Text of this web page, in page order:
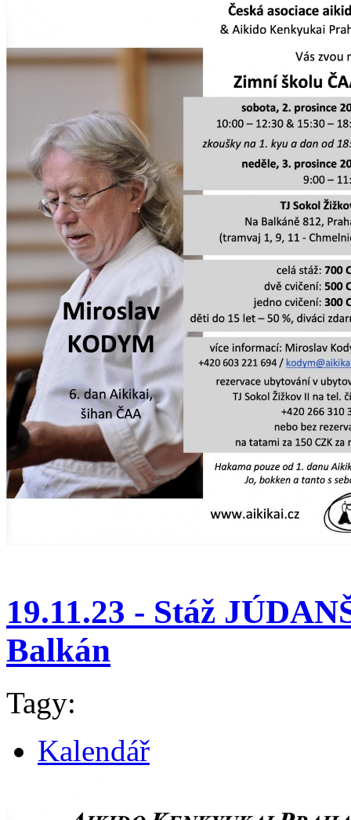
19.11.23 - Stáž
Balkán
Tagy:
Kalendář